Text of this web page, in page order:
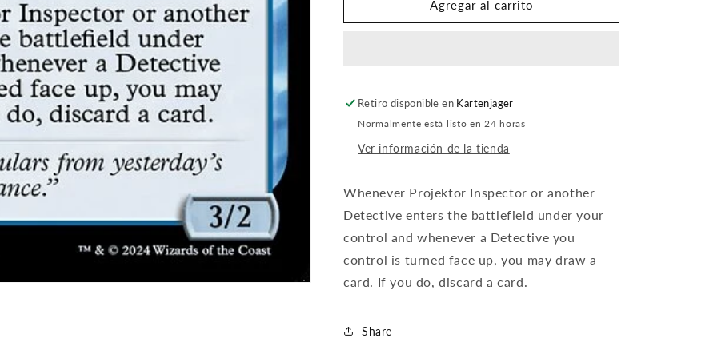
Inspector
Projektor
Inspector
Agregar al carrito
Retiro disponible en Kartenjager
Normalmente está listo en 24 horas
Ver información de la tienda
Whenever Projektor Inspector or another
Detective enters the battlefield under your
control and whenever a Detective you
control is turned face up, you may draw a
card. If you do, discard a card.
Share